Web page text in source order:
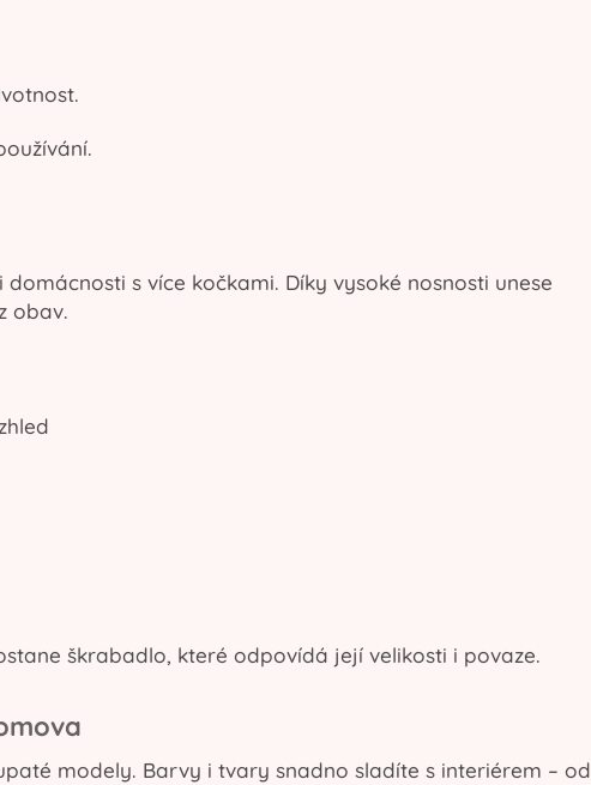
s více kočkami. Díky vysoké nosnosti unese
obav.
škrabadlo, které odpovídá její velikosti i povaze.
modely. Barvy i tvary snadno sladíte s interiérem – od